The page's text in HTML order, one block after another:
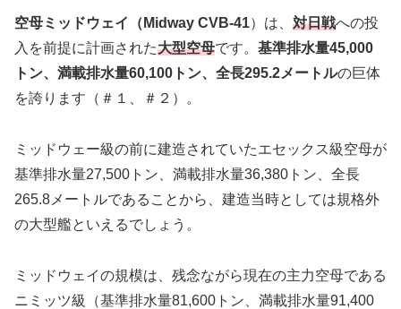
空母ミッドウェイ（Midway CVB-41）は、 対日戦への投
入を前提に計画された大型空母です。 基準排水量45,000
トン、満載排水量60,100トン、全長295.2メートルの巨体
を誇ります（＃１、＃２）。
ミッドウェー級の前に建造されていたエセックス級空母が
基準排水量27,500トン、満載排水量36,380トン、全長
265.8メートルであることから、建造当時としては規格外
の大型艦といえるでしょう。
ミッドウェイの規模は、残念ながら現在の主力空母である
ニミッツ級（基準排水量81,600トン、満載排水量91,400